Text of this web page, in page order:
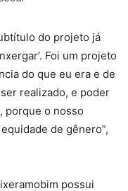
do projeto já
Foi um projeto
do que eu era e de
realizado, e poder
porque o nosso
de gênero”,
possui